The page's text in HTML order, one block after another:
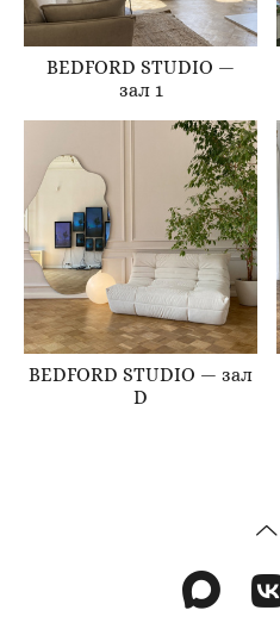
BEDFORD STUDIO —
зал 1
BEDFORD STUDIO — зал
D